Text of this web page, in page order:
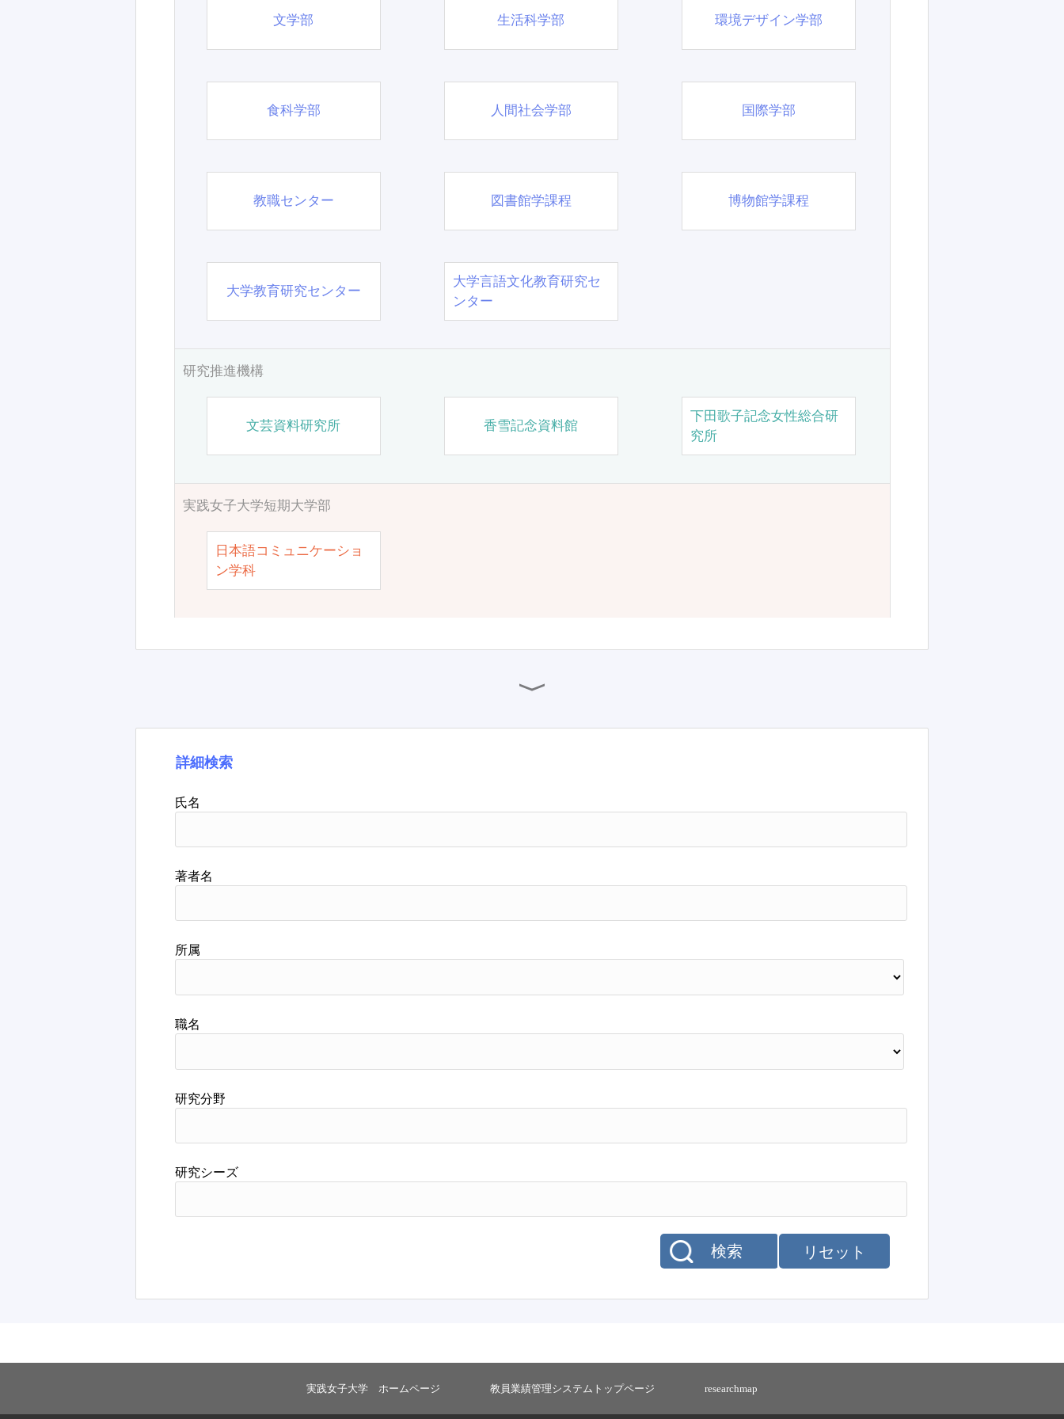
文学部 生活科学部 環境デザイン学部
食科学部 人間社会学部 国際学部
教職センター 図書館学課程 博物館学課程
大学教育研究センター
大学言語文化教育研究セ
ンター
研究推進機構
文芸資料研究所 香雪記念資料館
下田歌子記念女性総合研
究所
実践女子大学短期大学部
日本語コミュニケーショ
ン学科
詳細検索
氏名
著者名
所属
職名
研究分野
研究シーズ
リセット
検索
実践女子大学 ホームページ 教員業績管理システムトップページ researchmap